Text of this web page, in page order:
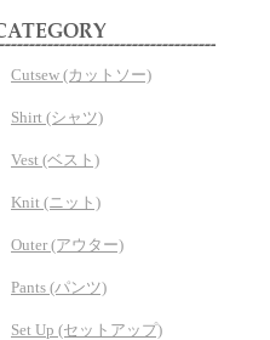
Cutsew (カットソー)
Shirt (シャツ)
Vest (ベスト)
Knit (ニット)
Outer (アウター)
Pants (パンツ)
Set Up (セットアップ)